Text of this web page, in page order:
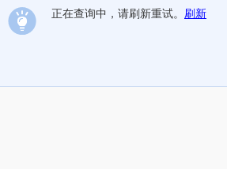
正在查询中，请刷新重试。 刷新